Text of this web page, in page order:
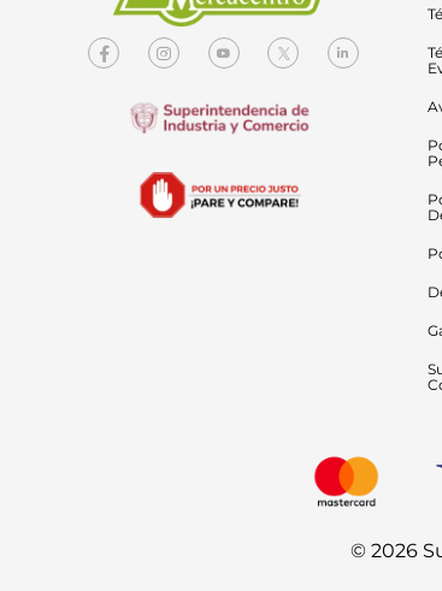
© 2026